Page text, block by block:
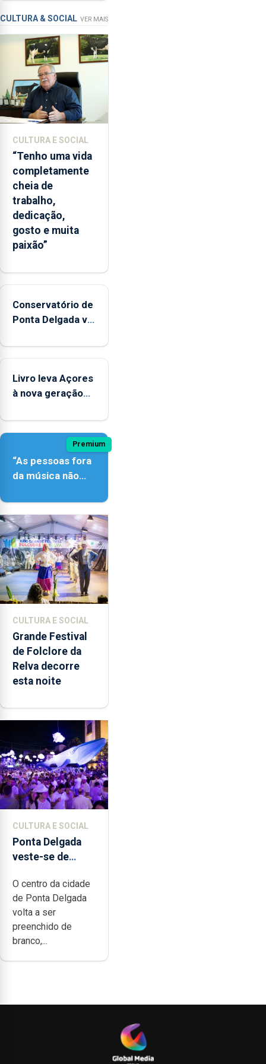
condições
de
ensino
instituição
requalificação
CULTURA & SOCIAL VER MAIS
CULTURA E SOCIAL
“Tenho uma vida
completamente
cheia de
trabalho,
dedicação,
gosto e muita
paixão”
Conservatório de
Ponta Delgada vai
novos
Livro leva Açores
à nova geração
Premium
“As pessoas fora
da música não
quão difícil é
produzir uma
música”
CULTURA E SOCIAL
Grande Festival
de Folclore da
Relva decorre
esta noite
CULTURA E SOCIAL
Ponta Delgada
veste-se de
O centro da cidade
de Ponta Delgada
volta a ser
preenchido de
branco,...